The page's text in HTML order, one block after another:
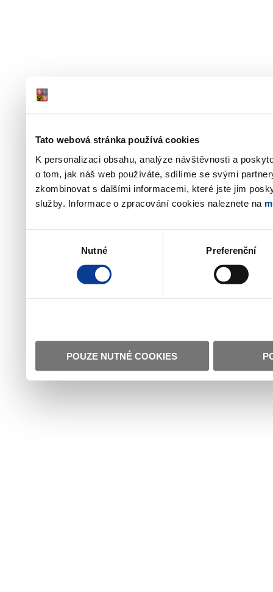
Tato webová stránka používá cookies
K personalizaci obsahu, analýze návštěvnosti a
o tom, jak náš web používáte, sdílíme se svými
zkombinovat s dalšími informacemi, které jste jim
služby. Informace o zpracování cookies naleznete na
Nutné Preferenční
POUZE NUTNÉ COOKIES